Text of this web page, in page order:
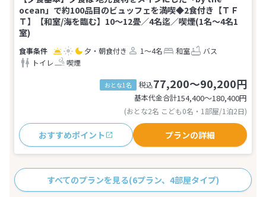
ocean」で約100品目のビュッフェを満喫◆2食付き【ＴＦ
Ｔ】【和室/海を臨む】10～12畳／4名迄／喫煙(1名～4名1
室)
夕・朝食付き 1～4名 和室
バス
トイレ
喫煙
おとな1名 税込77,200～90,200円
基本代金合計154,400〜180,400円
(おとな2名 こども0名・1部屋/1泊2日)
おすすめポイント プランの詳細
すべてのプランを見る(6プラン、4部屋タイプ)